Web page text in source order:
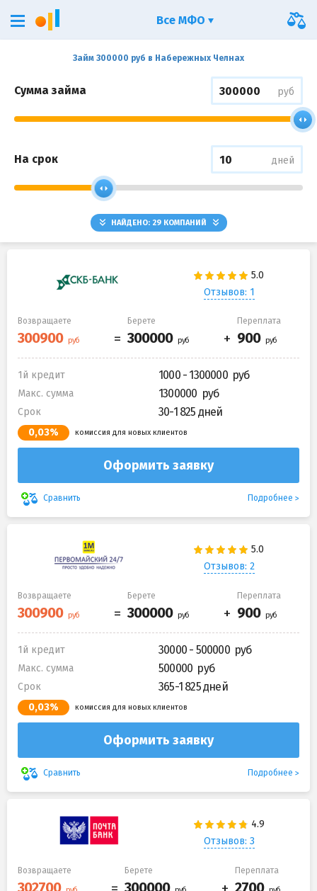
Займ 300000 руб в Набережных Челнах
Сумма займа руб
На срок дней
НАЙДЕНО: 29КОМПАНИЙ
Отзывов: 1
Возвращаете Берете Переплата
1й кредит 1000 - 1300000
Макс. сумма 1300000
Срок 30-1 825 дней
0,03% комиссия для новых клиентов
Оформить заявку
Сравнить Подробнее
Отзывов: 2
Возвращаете Берете Переплата
1й кредит 30000 - 500000
Макс. сумма 500000
Срок 365-1 825 дней
0,03% комиссия для новых клиентов
Оформить заявку
Сравнить Подробнее
Отзывов: 3
Возвращаете Берете Переплата
Все МФО